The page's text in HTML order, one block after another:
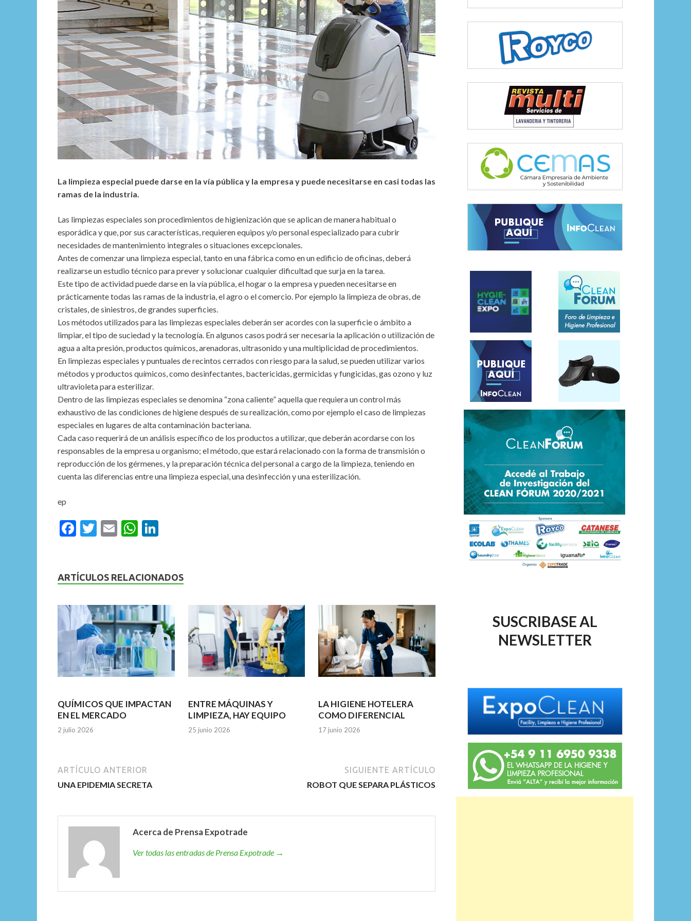
La limpieza especial puede darse en la vía pública y la empresa y puede necesitarse en casi todas las
ramas de la industria.
Las limpiezas especiales son procedimientos de higienización que se aplican de manera habitual o
esporádica y que, por sus características, requieren equipos y/o personal especializado para cubrir
necesidades de mantenimiento integrales o situaciones excepcionales.
Antes de comenzar una limpieza especial, tanto en una fábrica como en un edificio de oficinas, deberá
realizarse un estudio técnico para prever y solucionar cualquier dificultad que surja en la tarea.
Este tipo de actividad puede darse en la vía pública, el hogar o la empresa y pueden necesitarse en
prácticamente todas las ramas de la industria, el agro o el comercio. Por ejemplo la limpieza de obras, de
cristales, de siniestros, de grandes superficies.
Los métodos utilizados para las limpiezas especiales deberán ser acordes con la superficie o ámbito a
limpiar, el tipo de suciedad y la tecnología. En algunos casos podrá ser necesaria la aplicación o utilización de
agua a alta presión, productos químicos, arenadoras, ultrasonido y una multiplicidad de procedimientos.
En limpiezas especiales y puntuales de recintos cerrados con riesgo para la salud, se pueden utilizar varios
métodos y productos químicos, como desinfectantes, bactericidas, germicidas y fungicidas, gas ozono y luz
ultravioleta para esterilizar.
Dentro de las limpiezas especiales se denomina “zona caliente” aquella que requiera un control más
exhaustivo de las condiciones de higiene después de su realización, como por ejemplo el caso de limpiezas
especiales en lugares de alta contaminación bacteriana.
Cada caso requerirá de un análisis específico de los productos a utilizar, que deberán acordarse con los
responsables de la empresa u organismo; el método, que estará relacionado con la forma de transmisión o
reproducción de los gérmenes, y la preparación técnica del personal a cargo de la limpieza, teniendo en
cuenta las diferencias entre una limpieza especial, una desinfección y una esterilización.
ep
F
b
o
k
T
er
E
l
W
s
p
p
dI
ARTÍCULOS RELACIONADOS
QUÍMICOS QUE IMPACTAN
EN EL MERCADO
2 julio 2026
ENTRE MÁQUINAS Y
LIMPIEZA, HAY EQUIPO
25 junio 2026
LA HIGIENE HOTELERA
COMO DIFERENCIAL
17 junio 2026
ARTÍCULO ANTERIOR
UNA EPIDEMIA SECRETA
SIGUIENTE ARTÍCULO
ROBOT QUE SEPARA PLÁSTICOS
Acerca de Prensa Expotrade
Ver todas las entradas de Prensa Expotrade →
SUSCRIBASE AL
NEWSLETTER